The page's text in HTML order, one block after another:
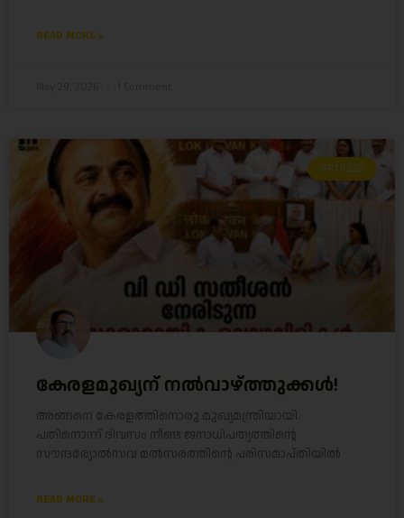
READ MORE »
ARTICLES
കേരളമുഖ്യന് നൽവാഴ്ത്തുക്കൾ!
അങ്ങനെ കേരളത്തിനൊരു മുഖ്യമന്ത്രിയായി.
പതിനൊന്ന് ദിവസം നീണ്ട ജനാധിപത്യത്തിന്റെ
സൗന്ദര്യോൽസവ മൽസരത്തിന്റെ പരിസമാപ്തിയിൽ
READ MORE »